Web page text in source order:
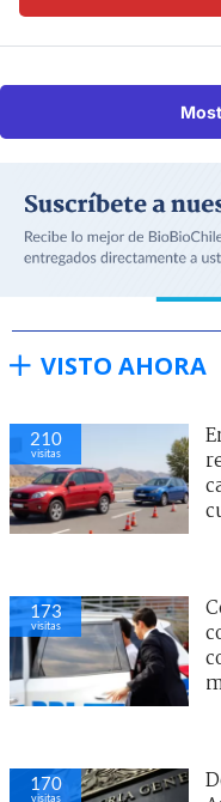
VISTO AHORA
210
visitas
173
visitas
170
visitas